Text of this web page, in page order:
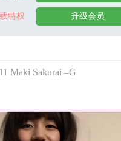
特权 升级会员
Maki Sakurai –G